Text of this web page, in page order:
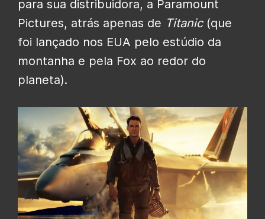
para sua distribuidora, a Paramount
Pictures, atrás apenas de Titanic(que
foi lançado nos EUA pelo estúdio da
montanha e pela Fox ao redor do
planeta).